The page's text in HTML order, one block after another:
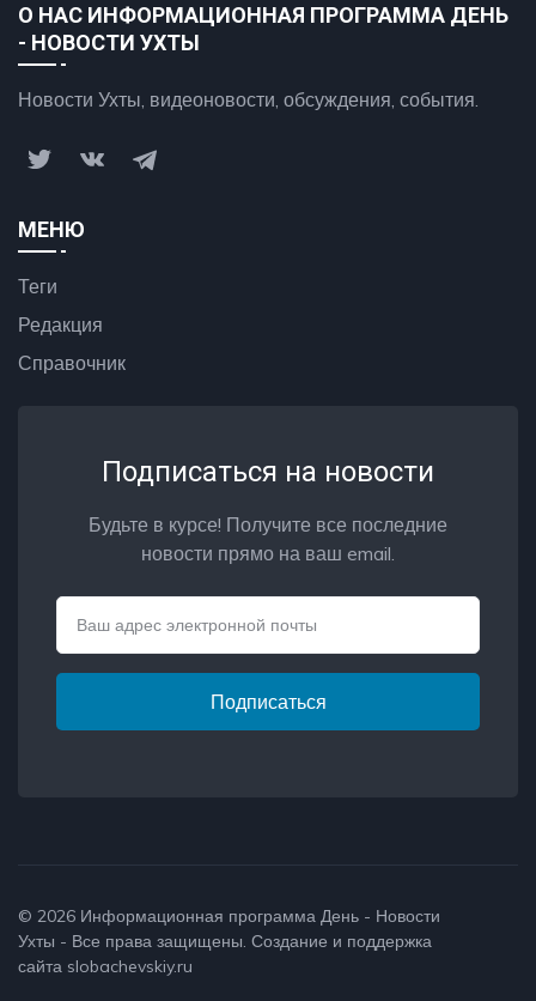
О НАС ИНФОРМАЦИОННАЯ ПРОГРАММА ДЕНЬ
- НОВОСТИ УХТЫ
Новости Ухты, видеоновости, обсуждения, события.
МЕНЮ
Теги
Редакция
Справочник
Подписаться на новости
Будьте в курсе! Получите все последние
новости прямо на ваш email.
Подписаться
© 2026 Информационная программа День - Новости
Ухты - Все права защищены. Создание и поддержка
сайта slobachevskiy.ru